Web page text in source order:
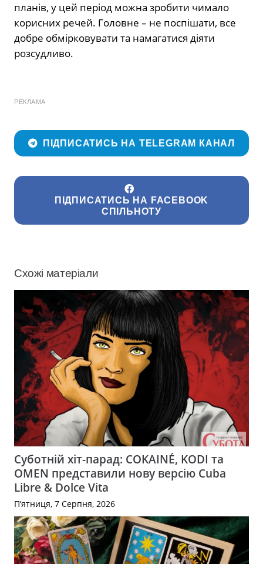
планів, у цей період можна зробити чимало
корисних речей. Головне – не поспішати, все
добре обмірковувати та намагатися діяти
розсудливо.
РЕКЛАМА
ПІДПИСАТИСЬ НА TELEGRAM КАНАЛ
ПІДПИСАТИСЬ НА FACEBOOK
СПІЛЬНОТУ
Схожі матеріали
Суботній хіт-парад: COKAINÉ, KODI та
OMEN представили нову версію Cuba
Libre & Dolce Vita
П’ятниця, 7 Серпня, 2026